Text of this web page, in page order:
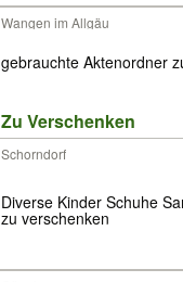
Wangen im Allgäu
gebrauchte Aktenordner
Zu Verschenken
Schorndorf
Diverse Kinder Schuhe
zu verschenken